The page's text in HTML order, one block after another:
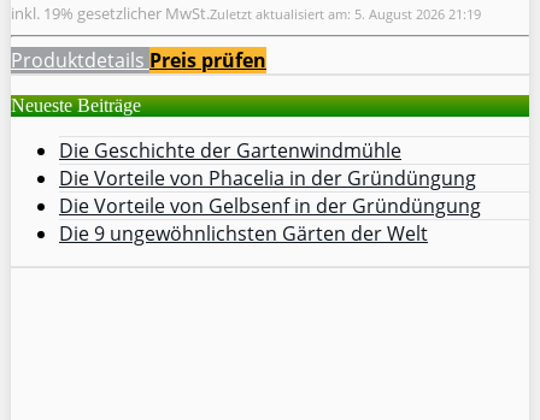
inkl. 19% gesetzlicher MwSt.Zuletzt aktualisiert am: 5. August 2026 21:19
Produktdetails Preis prüfen
Neueste Beiträge
Die Geschichte der Gartenwindmühle
Die Vorteile von Phacelia in der Gründüngung
Die Vorteile von Gelbsenf in der Gründüngung
Die 9 ungewöhnlichsten Gärten der Welt